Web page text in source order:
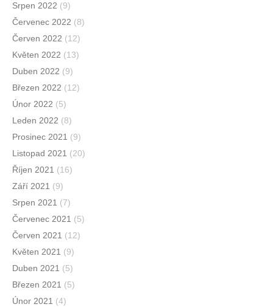
Srpen 2022 (9)
Červenec 2022 (8)
Červen 2022 (12)
Květen 2022 (13)
Duben 2022 (9)
Březen 2022 (12)
Únor 2022 (5)
Leden 2022 (8)
Prosinec 2021 (9)
Listopad 2021 (20)
Říjen 2021 (16)
Září 2021 (9)
Srpen 2021 (7)
Červenec 2021 (5)
Červen 2021 (12)
Květen 2021 (9)
Duben 2021 (5)
Březen 2021 (5)
Únor 2021 (4)